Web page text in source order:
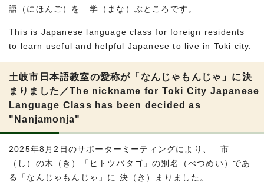
語（にほんご）を 学（まな）ぶところです。
This is Japanese language class for foreign residents
to learn useful and helpful Japanese to live in Toki city.
土岐市日本語教室の愛称が「なんじゃもんじゃ」に決
まりました／The nickname for Toki City Japanese
Language Class has been decided as
"Nanjamonja"
2025年8月2日のサポーターミーティングにより、 市
（し）の木（き）「ヒトツバタゴ」の別名（べつめい）であ
る「なんじゃもんじゃ」に 決（き）まりました。